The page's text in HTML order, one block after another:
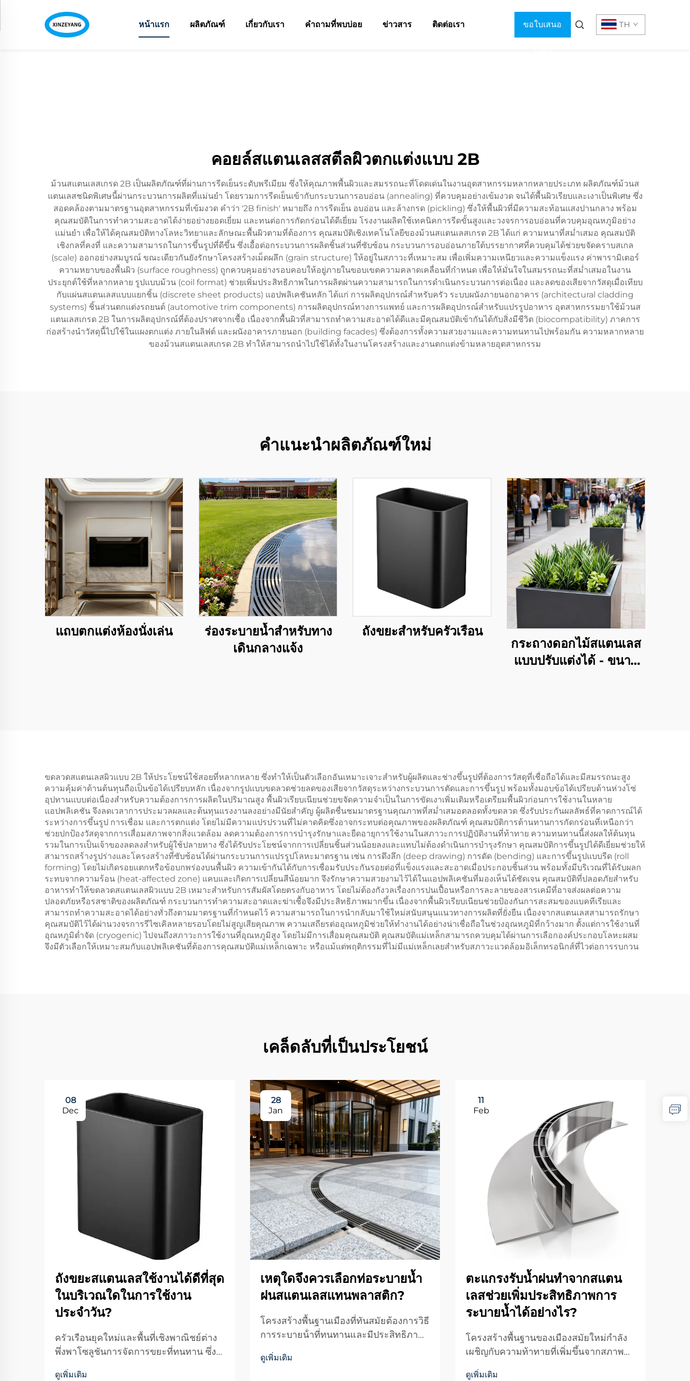
หน้าแรก ผลิตภัณฑ์ เกี่ยวกับเรา คำถามที่พบบ่อย ข่าวสาร ติดต่อเรา ขอใบเสนอ TH
คอยล์สแตนเลสสตีลผิวตกแต่งแบบ 2B
ม้วนสแตนเลสเกรด 2B เป็นผลิตภัณฑ์ที่ผ่านการรีดเย็นระดับพรีเมียม ซึ่งให้คุณภาพพื้นผิวและสมรรถนะที่โดดเด่นในงานอุตสาหกรรมหลากหลายประเภท ผลิตภัณฑ์ม้วนส
แตนเลสชนิดพิเศษนี้ผ่านกระบวนการผลิตที่แม่นยำ โดยรวมการรีดเย็นเข้ากับกระบวนการอบอ่อน (annealing) ที่ควบคุมอย่างเข้มงวด จนได้พื้นผิวเรียบและเงาเป็นพิเศษ ซึ่ง
สอดคล้องตามมาตรฐานอุตสาหกรรมที่เข้มงวด คำว่า '2B finish' หมายถึง การรีดเย็น อบอ่อน และล้างกรด (pickling) ซึ่งให้พื้นผิวที่มีความสะท้อนแสงปานกลาง พร้อม
คุณสมบัติในการทำความสะอาดได้ง่ายอย่างยอดเยี่ยม และทนต่อการกัดกร่อนได้ดีเยี่ยม โรงงานผลิตใช้เทคนิคการรีดขั้นสูงและวงจรการอบอ่อนที่ควบคุมอุณหภูมิอย่าง
แม่นยำ เพื่อให้ได้คุณสมบัติทางโลหะวิทยาและลักษณะพื้นผิวตามที่ต้องการ คุณสมบัติเชิงเทคโนโลยีของม้วนสแตนเลสเกรด 2B ได้แก่ ความหนาที่สม่ำเสมอ คุณสมบัติ
เชิงกลที่คงที่ และความสามารถในการขึ้นรูปที่ดีขึ้น ซึ่งเอื้อต่อกระบวนการผลิตชิ้นส่วนที่ซับซ้อน กระบวนการอบอ่อนภายใต้บรรยากาศที่ควบคุมได้ช่วยขจัดคราบสเกล
(scale) ออกอย่างสมบูรณ์ ขณะเดียวกันยังรักษาโครงสร้างเม็ดผลึก (grain structure) ให้อยู่ในสภาวะที่เหมาะสม เพื่อเพิ่มความเหนียวและความแข็งแรง ค่าพารามิเตอร์
ความหยาบของพื้นผิว (surface roughness) ถูกควบคุมอย่างรอบคอบให้อยู่ภายในขอบเขตความคลาดเคลื่อนที่กำหนด เพื่อให้มั่นใจในสมรรถนะที่สม่ำเสมอในงาน
ประยุกต์ใช้ที่หลากหลาย รูปแบบม้วน (coil format) ช่วยเพิ่มประสิทธิภาพในการผลิตผ่านความสามารถในการดำเนินกระบวนการต่อเนื่อง และลดของเสียจากวัสดุเมื่อเทียบ
กับแผ่นสแตนเลสแบบแยกชิ้น (discrete sheet products) แอปพลิเคชันหลัก ได้แก่ การผลิตอุปกรณ์สำหรับครัว ระบบผนังภายนอกอาคาร (architectural cladding
systems) ชิ้นส่วนตกแต่งรถยนต์ (automotive trim components) การผลิตอุปกรณ์ทางการแพทย์ และการผลิตอุปกรณ์สำหรับแปรรูปอาหาร อุตสาหกรรมยาใช้ม้วนส
แตนเลสเกรด 2B ในการผลิตอุปกรณ์ที่ต้องปราศจากเชื้อ เนื่องจากพื้นผิวที่สามารถทำความสะอาดได้ดีและมีคุณสมบัติเข้ากันได้กับสิ่งมีชีวิต (biocompatibility) ภาคการ
ก่อสร้างนำวัสดุนี้ไปใช้ในแผงตกแต่ง ภายในลิฟต์ และผนังอาคารภายนอก (building facades) ซึ่งต้องการทั้งความสวยงามและความทนทานไปพร้อมกัน ความหลากหลาย
ของม้วนสแตนเลสเกรด 2B ทำให้สามารถนำไปใช้ได้ทั้งในงานโครงสร้างและงานตกแต่งข้ามหลายอุตสาหกรรม
คำแนะนำผลิตภัณฑ์ใหม่
แถบตกแต่งห้องนั่งเล่น
ร่องระบายน้ำสำหรับทาง
เดินกลางแจ้ง
ถังขยะสำหรับครัวเรือน
กระถางดอกไม้สแตนเลส
แบบปรับแต่งได้ - ขนาด
ขดลวดสแตนเลสผิวแบบ 2B ให้ประโยชน์ใช้สอยที่หลากหลาย ซึ่งทำให้เป็นตัวเลือกอันเหมาะเจาะสำหรับผู้ผลิตและช่างขึ้นรูปที่ต้องการวัสดุที่เชื่อถือได้และมีสมรรถนะสูง
ความคุ้มค่าด้านต้นทุนถือเป็นข้อได้เปรียบหลัก เนื่องจากรูปแบบขดลวดช่วยลดของเสียจากวัสดุระหว่างกระบวนการตัดและการขึ้นรูป พร้อมทั้งมอบข้อได้เปรียบด้านห่วงโซ่
อุปทานแบบต่อเนื่องสำหรับความต้องการการผลิตในปริมาณสูง พื้นผิวเรียบเนียนช่วยขจัดความจำเป็นในการขัดเงาเพิ่มเติมหรือเตรียมพื้นผิวก่อนการใช้งานในหลาย
แอปพลิเคชัน จึงลดเวลาการประมวลผลและต้นทุนแรงงานลงอย่างมีนัยสำคัญ ผู้ผลิตชื่นชมมาตรฐานคุณภาพที่สม่ำเสมอตลอดทั้งขดลวด ซึ่งรับประกันผลลัพธ์ที่คาดการณ์ได้
ระหว่างการขึ้นรูป การเชื่อม และการตกแต่ง โดยไม่มีความแปรปรวนที่ไม่คาดคิดซึ่งอาจกระทบต่อคุณภาพของผลิตภัณฑ์ คุณสมบัติการต้านทานการกัดกร่อนที่เหนือกว่า
ช่วยปกป้องวัสดุจากการเสื่อมสภาพจากสิ่งแวดล้อม ลดความต้องการการบำรุงรักษาและยืดอายุการใช้งานในสภาวะการปฏิบัติงานที่ท้าทาย ความทนทานนี้ส่งผลให้ต้นทุน
รวมในการเป็นเจ้าของลดลงสำหรับผู้ใช้ปลายทาง ซึ่งได้รับประโยชน์จากการเปลี่ยนชิ้นส่วนน้อยลงและแทบไม่ต้องดำเนินการบำรุงรักษา คุณสมบัติการขึ้นรูปได้ดีเยี่ยมช่วยให้
สามารถสร้างรูปร่างและโครงสร้างที่ซับซ้อนได้ผ่านกระบวนการแปรรูปโลหะมาตรฐาน เช่น การดึงลึก (deep drawing) การดัด (bending) และการขึ้นรูปแบบรีด (roll
forming) โดยไม่เกิดรอยแตกหรือข้อบกพร่องบนพื้นผิว ความเข้ากันได้กับการเชื่อมรับประกันรอยต่อที่แข็งแรงและสะอาดเมื่อประกอบชิ้นส่วน พร้อมทั้งมีบริเวณที่ได้รับผลก
ระทบจากความร้อน (heat-affected zone) แคบและเกิดการเปลี่ยนสีน้อยมาก จึงรักษาความสวยงามไว้ได้ในแอปพลิเคชันที่มองเห็นได้ชัดเจน คุณสมบัติที่ปลอดภัยสำหรับ
อาหารทำให้ขดลวดสแตนเลสผิวแบบ 2B เหมาะสำหรับการสัมผัสโดยตรงกับอาหาร โดยไม่ต้องกังวลเรื่องการปนเปื้อนหรือการละลายของสารเคมีที่อาจส่งผลต่อความ
ปลอดภัยหรือรสชาติของผลิตภัณฑ์ กระบวนการทำความสะอาดและฆ่าเชื้อจึงมีประสิทธิภาพมากขึ้น เนื่องจากพื้นผิวเรียบเนียนช่วยป้องกันการสะสมของแบคทีเรียและ
สามารถทำความสะอาดได้อย่างทั่วถึงตามมาตรฐานที่กำหนดไว้ ความสามารถในการนำกลับมาใช้ใหม่สนับสนุนแนวทางการผลิตที่ยั่งยืน เนื่องจากสแตนเลสสามารถรักษา
คุณสมบัติไว้ได้ผ่านวงจรการรีไซเคิลหลายรอบโดยไม่สูญเสียคุณภาพ ความเสถียรต่ออุณหภูมิช่วยให้ทำงานได้อย่างน่าเชื่อถือในช่วงอุณหภูมิที่กว้างมาก ตั้งแต่การใช้งานที่
อุณหภูมิต่ำจัด (cryogenic) ไปจนถึงสภาวะการใช้งานที่อุณหภูมิสูง โดยไม่มีการเสื่อมคุณสมบัติ คุณสมบัติแม่เหล็กสามารถควบคุมได้ผ่านการเลือกองค์ประกอบโลหะผสม
จึงมีตัวเลือกให้เหมาะสมกับแอปพลิเคชันที่ต้องการคุณสมบัติแม่เหล็กเฉพาะ หรือแม้แต่พฤติกรรมที่ไม่มีแม่เหล็กเลยสำหรับสภาวะแวดล้อมอิเล็กทรอนิกส์ที่ไวต่อการรบกวน
เคล็ดลับที่เป็นประโยชน์
08
Dec
ถังขยะสแตนเลสใช้งานได้ดีที่สุด
ในบริเวณใดในการใช้งาน
ประจำวัน?
ครัวเรือนยุคใหม่และพื้นที่เชิงพาณิชย์ต่าง
พึ่งพาโซลูชันการจัดการขยะที่ทนทาน ซึ่ง
ผสมผสานการทำงานได้อย่างมี
ดูเพิ่มเติม
28
Jan
เหตุใดจึงควรเลือกท่อระบายน้ำ
ฝนสแตนเลสแทนพลาสติก?
โครงสร้างพื้นฐานเมืองที่ทันสมัยต้องการวิธี
การระบายน้ําที่ทนทานและมีประสิทธิภาพ
ที่สามารถทนต่อความท้าทายทางสิ่ง
แวดล้อมได้ โดยยังคงความน่าสนใจทาง
ดูเพิ่มเติม
11
Feb
ตะแกรงรับน้ำฝนทำจากสแตน
เลสช่วยเพิ่มประสิทธิภาพการ
ระบายน้ำได้อย่างไร?
โครงสร้างพื้นฐานของเมืองสมัยใหม่กำลัง
เผชิญกับความท้าทายที่เพิ่มขึ้นจากสภาพ
อากาศที่ไม่แน่นอนและเหตุการณ์ฝน
ดูเพิ่มเติม